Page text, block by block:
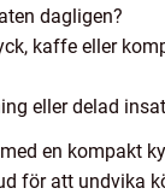
dagligen?
kaffe eller
eller delad
en kompakt
för att undvika